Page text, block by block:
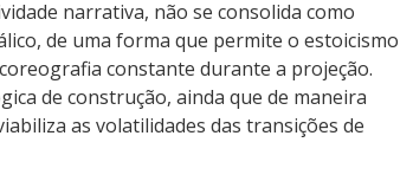
narrativa, não se consolida como
de uma forma que permite o estoicismo
constante durante a projeção.
de construção, ainda que de maneira
as volatilidades das transições de